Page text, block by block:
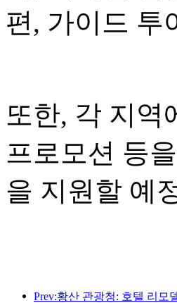
편, 가이드 투
또한, 각 지역
프로모션 등
을 지원할 예